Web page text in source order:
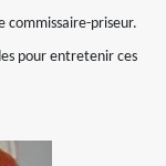
commissaire-priseur.
pour entretenir ces